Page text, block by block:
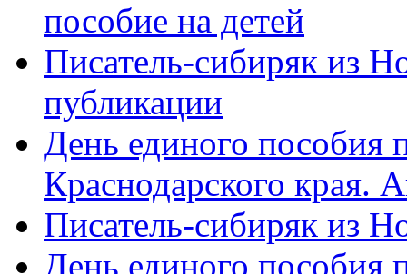
пособие на детей
Писатель-сибиряк из
публикации
День единого пособия
Краснодарского края.
Писатель-сибиряк из
День единого пособия